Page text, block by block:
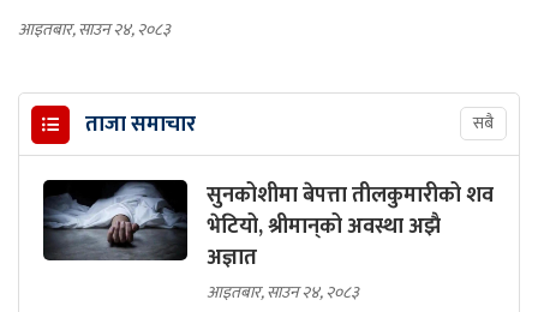
आइतबार, साउन २४, २०८३
ताजा समाचार सबै
सुनकोशीमा बेपत्ता तीलकुमारीको शव
भेटियो, श्रीमान्‌को अवस्था अझै
अज्ञात
आइतबार, साउन २४, २०८३